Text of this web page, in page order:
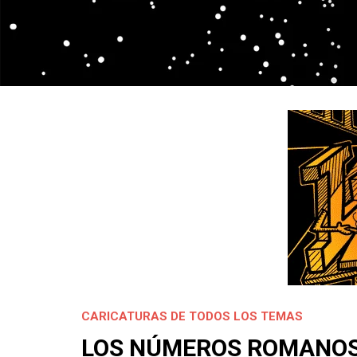
CARICATURAS DE TODOS LOS TEMAS
LOS NÚMEROS